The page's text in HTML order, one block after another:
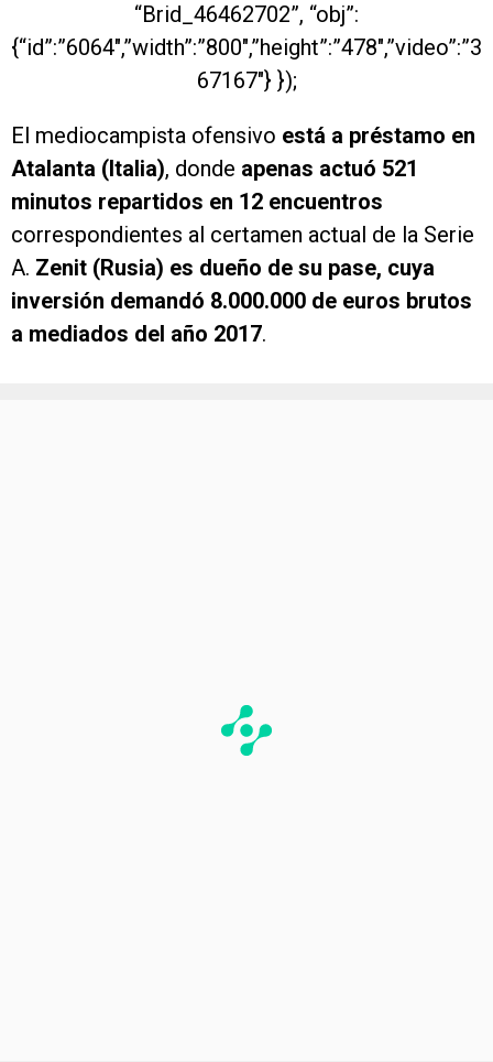
“Brid_46462702”, “obj”:
{“id”:”6064″,”width”:”800″,”height”:”478″,”video”:”3
67167″} });
El mediocampista ofensivo está a préstamo en
Atalanta (Italia), donde apenas actuó 521
minutos repartidos en 12 encuentros
correspondientes al certamen actual de la Serie
A. Zenit (Rusia) es dueño de su pase, cuya
inversión demandó 8.000.000 de euros brutos
a mediados del año 2017.